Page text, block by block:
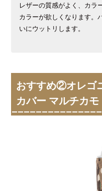
レザーの質感がよく、カラ
カラーが欲しくなります。
いにウットリします。
おすすめ②オレゴ
カバー マルチカモ